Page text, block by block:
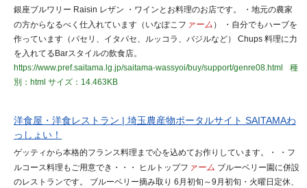
銀座ブルワリー Raisin レザン ・ワインとお料理のお店です。 ・地元の農家
の方からなるべく仕入れています（いなぽこフ ァーム ） ・自分でもハーブを
作っています（パセリ、イタパセ、ルッコラ、バジルなど） Chups 料理に力
を入れてるBarスタイルの飲食店。
https://www.pref.saitama.lg.jp/saitama-wassyoi/buy/support/genre08.html
種
別：html サイズ：14.463KB
洋食屋・洋食レストラン | 埼玉農産物ポータルサイト SAITAMAわ
っしょい！
ゲッティから本格的フランス料理まで心を込めてお作りしています。・ ・フ
ルコース料理もご用意でき・・・ ヒルトップフ ァーム ブルーベリー園に併設
のレストランです。 ブルーベリー摘み取り 6月初旬～9月初旬・火曜日定休、